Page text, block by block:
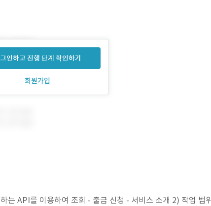
인하고 진행 단계 확인하기
회원가입
는 API를 이용하여 조회 - 출금 신청 - 서비스 소개 2) 작업 범위